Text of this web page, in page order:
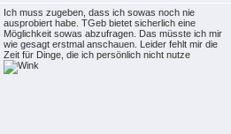
Ich muss zugeben, dass ich sowas noch nie
ausprobiert habe. TGeb bietet sicherlich eine
Möglichkeit sowas abzufragen. Das müsste ich mir
wie gesagt erstmal anschauen. Leider fehlt mir die
Zeit für Dinge, die ich persönlich nicht nutze